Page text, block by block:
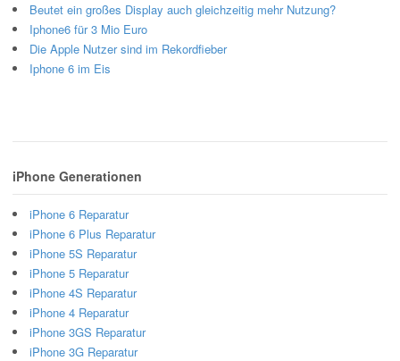
Beutet ein großes Display auch gleichzeitig mehr Nutzung?
Iphone6 für 3 Mio Euro
Die Apple Nutzer sind im Rekordfieber
Iphone 6 im Eis
iPhone Generationen
iPhone 6 Reparatur
iPhone 6 Plus Reparatur
iPhone 5S Reparatur
iPhone 5 Reparatur
iPhone 4S Reparatur
iPhone 4 Reparatur
iPhone 3GS Reparatur
iPhone 3G Reparatur